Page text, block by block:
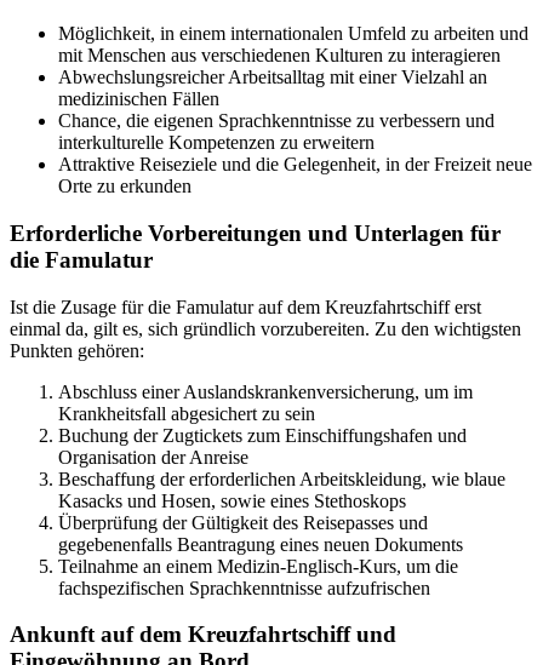
Möglichkeit, in einem internationalen Umfeld zu arbeiten und
mit Menschen aus verschiedenen Kulturen zu interagieren
Abwechslungsreicher Arbeitsalltag mit einer Vielzahl an
medizinischen Fällen
Chance, die eigenen Sprachkenntnisse zu verbessern und
interkulturelle Kompetenzen zu erweitern
Attraktive Reiseziele und die Gelegenheit, in der Freizeit neue
Orte zu erkunden
Erforderliche Vorbereitungen und Unterlagen für
die Famulatur
Ist die Zusage für die Famulatur auf dem Kreuzfahrtschiff erst
einmal da, gilt es, sich gründlich vorzubereiten. Zu den wichtigsten
Punkten gehören:
Abschluss einer Auslandskrankenversicherung, um im
Krankheitsfall abgesichert zu sein
Buchung der Zugtickets zum Einschiffungshafen und
Organisation der Anreise
Beschaffung der erforderlichen Arbeitskleidung, wie blaue
Kasacks und Hosen, sowie eines Stethoskops
Überprüfung der Gültigkeit des Reisepasses und
gegebenenfalls Beantragung eines neuen Dokuments
Teilnahme an einem Medizin-Englisch-Kurs, um die
fachspezifischen Sprachkenntnisse aufzufrischen
Ankunft auf dem Kreuzfahrtschiff und